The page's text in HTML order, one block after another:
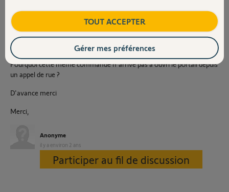
"Mes Equipement" ce qui signifie que la commande est bien envoyer
en direct sur le recepteur.
Par contre je ne peux pas le refermer en appuyant sur la meme
commande ( comme je le fais depuis mon garage)
Pourquoi cette meme commande n'arrive pas a ouvri le portail depuis
un appel de rue ?
D'avance merci
Merci,
Anonyme
il y a environ 2 ans
Participer au fil de discussion
TOUT ACCEPTER
Gérer mes préférences